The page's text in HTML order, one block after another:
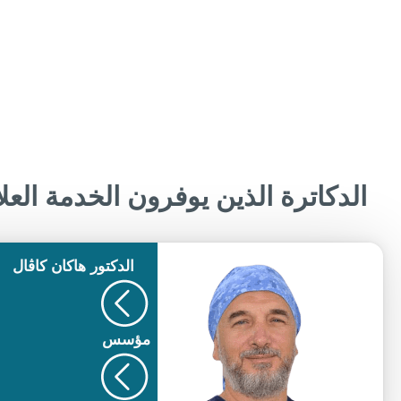
الدكاترة الذين يوفرون الخدمة
الدكتور هاكان كاڨال
مؤسس